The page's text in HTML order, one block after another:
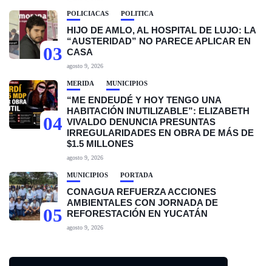
03
POLICIACAS POLÍTICA
HIJO DE AMLO, AL HOSPITAL DE LUJO: LA
“AUSTERIDAD” NO PARECE APLICAR EN
CASA
agosto 9, 2026
04
MÉRIDA MUNICIPIOS
“ME ENDEUDÉ Y HOY TENGO UNA
HABITACIÓN INUTILIZABLE”: ELIZABETH
VIVALDO DENUNCIA PRESUNTAS
IRREGULARIDADES EN OBRA DE MÁS DE
$1.5 MILLONES
agosto 9, 2026
05
MUNICIPIOS PORTADA
CONAGUA REFUERZA ACCIONES
AMBIENTALES CON JORNADA DE
REFORESTACIÓN EN YUCATÁN
agosto 9, 2026